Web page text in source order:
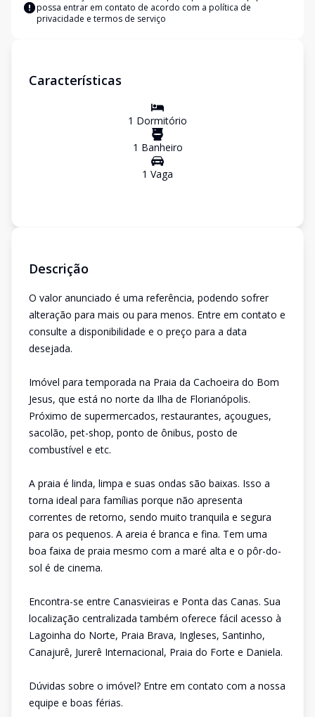
possa entrar em contato de acordo com a política de
privacidade e termos de serviço
Características
1 Dormitório
1 Banheiro
1 Vaga
Descrição
O valor anunciado é uma referência, podendo sofrer
alteração para mais ou para menos. Entre em contato e
consulte a disponibilidade e o preço para a data
desejada.
Imóvel para temporada na Praia da Cachoeira do Bom
Jesus, que está no norte da Ilha de Florianópolis.
Próximo de supermercados, restaurantes, açougues,
sacolão, pet-shop, ponto de ônibus, posto de
combustível e etc.
A praia é linda, limpa e suas ondas são baixas. Isso a
torna ideal para famílias porque não apresenta
correntes de retorno, sendo muito tranquila e segura
para os pequenos. A areia é branca e fina. Tem uma
boa faixa de praia mesmo com a maré alta e o pôr-do-
sol é de cinema.
Encontra-se entre Canasvieiras e Ponta das Canas. Sua
localização centralizada também oferece fácil acesso à
Lagoinha do Norte, Praia Brava, Ingleses, Santinho,
Canajurê, Jurerê Internacional, Praia do Forte e Daniela.
Dúvidas sobre o imóvel? Entre em contato com a nossa
equipe e boas férias.